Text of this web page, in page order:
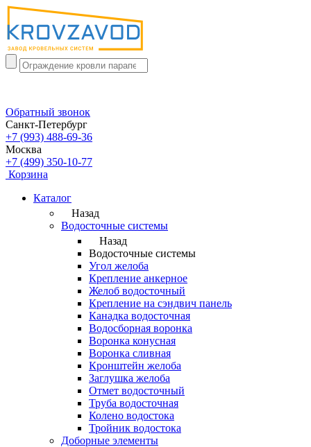
Обратный звонок
Санкт-Петербург
+7 (993) 488-69-36
Москва
+7 (499) 350-10-77
Корзина
Каталог
Назад
Водосточные системы
Назад
Водосточные системы
Угол желоба
Крепление анкерное
Желоб водосточный
Крепление на сэндвич панель
Канадка водосточная
Водосборная воронка
Воронка конусная
Воронка сливная
Кронштейн желоба
Заглушка желоба
Отмет водосточный
Труба водосточная
Колено водостока
Тройник водостока
Доборные элементы